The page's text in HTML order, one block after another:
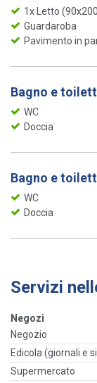
1x Letto
Guardaroba
Pavimento in
Bagno e
WC
Doccia
Bagno e
WC
Doccia
Servizi
Negozi
Negozio
Edicola (giornali e
Supermercato